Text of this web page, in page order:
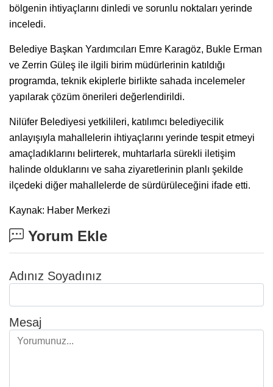
bölgenin ihtiyaçlarını dinledi ve sorunlu noktaları yerinde
inceledi.
Belediye Başkan Yardımcıları Emre Karagöz, Bukle Erman
ve Zerrin Güleş ile ilgili birim müdürlerinin katıldığı
programda, teknik ekiplerle birlikte sahada incelemeler
yapılarak çözüm önerileri değerlendirildi.
Nilüfer Belediyesi yetkilileri, katılımcı belediyecilik
anlayışıyla mahallelerin ihtiyaçlarını yerinde tespit etmeyi
amaçladıklarını belirterek, muhtarlarla sürekli iletişim
halinde olduklarını ve saha ziyaretlerinin planlı şekilde
ilçedeki diğer mahallelerde de sürdürüleceğini ifade etti.
Kaynak: Haber Merkezi
Yorum Ekle
Adınız Soyadınız
Mesaj